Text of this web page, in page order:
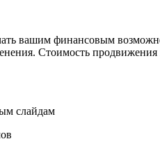
вашим финансовым
Стоимость
слайдам